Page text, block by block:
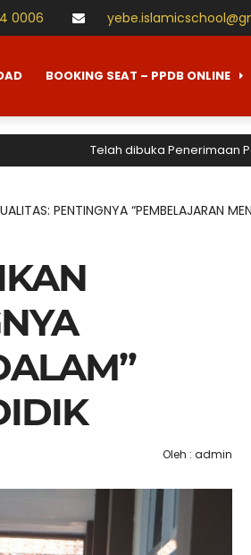
0006
BOOKING SEAT – PPDB ONLINE
Telah dibuka Penerimaan
PENTINGNYA “PEMBELAJARAN
Oleh : admin